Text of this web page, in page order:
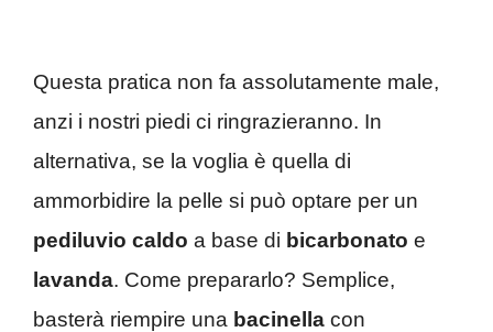
Questa pratica non fa assolutamente male,
anzi i nostri piedi ci ringrazieranno. In
alternativa, se la voglia è quella di
ammorbidire la pelle si può optare per un
pediluvio caldo a base di bicarbonato e
lavanda. Come prepararlo? Semplice,
basterà riempire una bacinella con